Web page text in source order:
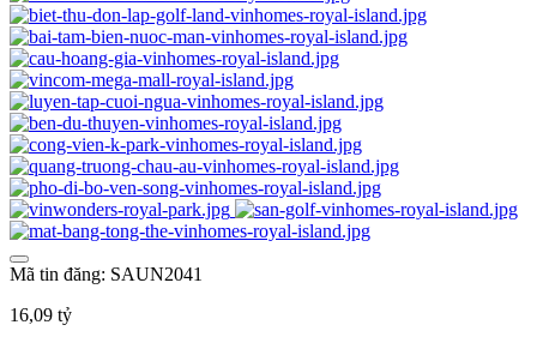
Mã tin đăng: SAUN2041
16,09 tỷ